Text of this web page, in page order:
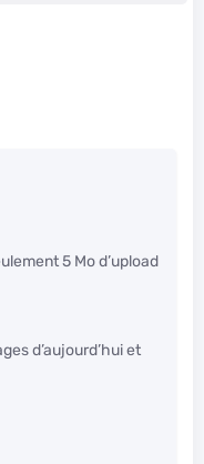
5 Mo d’upload
d’aujourd’hui et